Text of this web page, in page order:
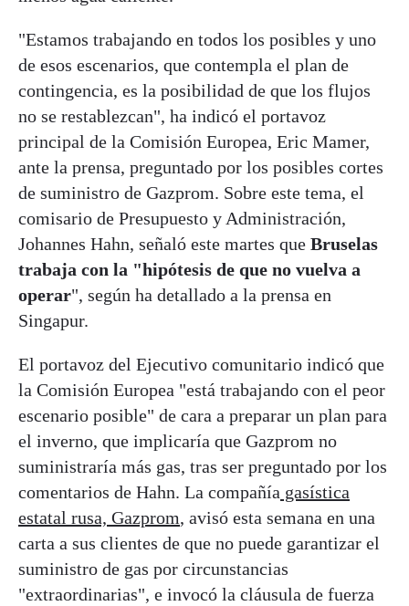
"Estamos trabajando en todos los posibles y uno
de esos escenarios, que contempla el plan de
contingencia, es la posibilidad de que los flujos
no se restablezcan", ha indicó el portavoz
principal de la Comisión Europea, Eric Mamer,
ante la prensa, preguntado por los posibles cortes
de suministro de Gazprom. Sobre este tema, el
comisario de Presupuesto y Administración,
Johannes Hahn, señaló este martes que Bruselas
trabaja con la "hipótesis de que no vuelva a
operar", según ha detallado a la prensa en
Singapur.
El portavoz del Ejecutivo comunitario indicó que
la Comisión Europea "está trabajando con el peor
escenario posible" de cara a preparar un plan para
el inverno, que implicaría que Gazprom no
suministraría más gas, tras ser preguntado por los
comentarios de Hahn. La compañía gasística
estatal rusa, Gazprom, avisó esta semana en una
carta a sus clientes de que no puede garantizar el
suministro de gas por circunstancias
"extraordinarias", e invocó la cláusula de fuerza